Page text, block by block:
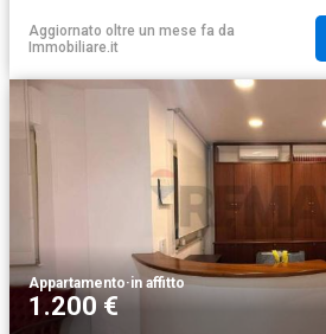
Aggiornato oltre un mese fa da
Immobiliare.it
Appartamento·in affitto
1.200 €